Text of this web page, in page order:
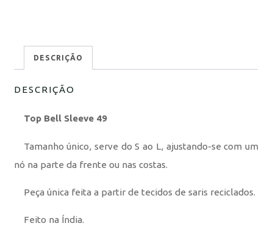
DESCRIÇÃO
DESCRIÇÃO
Top Bell Sleeve 49
Tamanho único, serve do S ao L, ajustando-se com um
nó na parte da frente ou nas costas.
Peça única feita a partir de tecidos de saris reciclados.
Feito na Índia.